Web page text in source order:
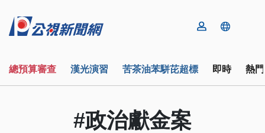
總預算審查 漢光演習 苦茶油苯駢芘超標 即時 熱
#政治獻金案